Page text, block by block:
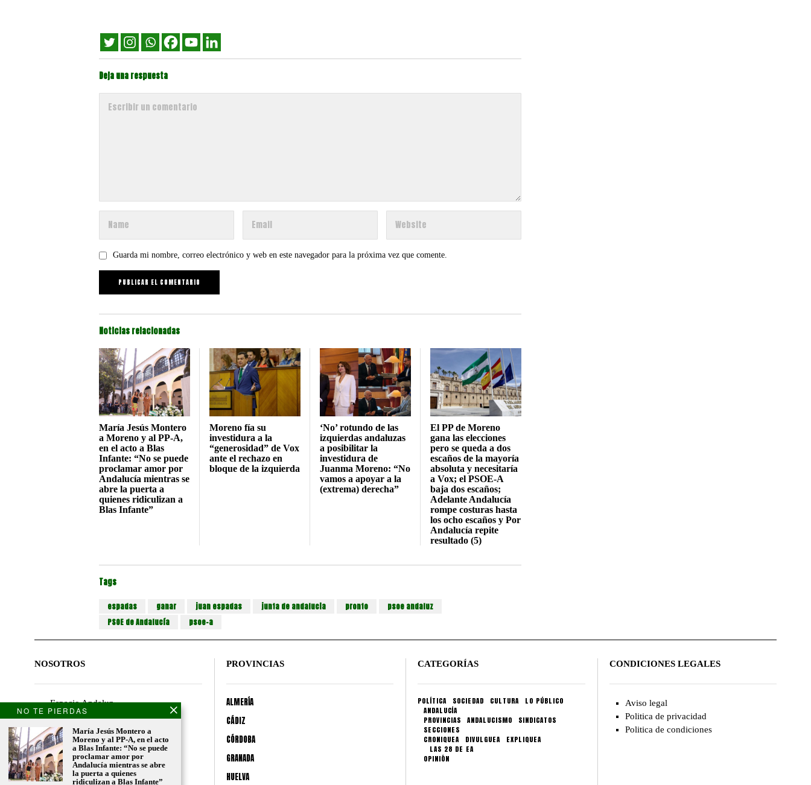
Deja una respuesta
Guarda mi nombre, correo electrónico y web en este navegador para la próxima vez que comente.
Noticias relacionadas
María Jesús Montero
a Moreno y al PP-A,
en el acto a Blas
Infante: “No se puede
proclamar amor por
Andalucía mientras se
abre la puerta a
quienes ridiculizan a
Blas Infante”
Moreno fía su
investidura a la
“generosidad” de Vox
ante el rechazo en
bloque de la izquierda
‘No’ rotundo de las
izquierdas andaluzas
a posibilitar la
investidura de
Juanma Moreno: “No
vamos a apoyar a la
(extrema) derecha”
El PP de Moreno
gana las elecciones
pero se queda a dos
escaños de la mayoría
absoluta y necesitaría
a Vox; el PSOE-A
baja dos escaños;
Adelante Andalucía
rompe costuras hasta
los ocho escaños y Por
Andalucía repite
resultado (5)
Tags
espadas ganar juan espadas junta de andalucia pronto
psoe andaluz
PSOE de Andalucía
psoe-a
NOSOTROS
Espacio Andaluz
Nuestro equipo
Contacto
Apóyanos
PROVINCIAS
ALMERÍA
CÁDIZ
CÓRDOBA
GRANADA
HUELVA
CATEGORÍAS
POLÍTICA SOCIEDAD CULTURA
LO PÚBLICO
ANDALUCÍA
PROVINCIAS
ANDALUCISMO
SINDICATOS
SECCIONES
CRONIQUEA
DIVULGUEA
EXPLIQUEA
LAS 28 DE EA
OPINIÓN
CONDICIONES LEGALES
Aviso legal
Politica de privacidad
Politica de condiciones
NO TE PIERDAS
María Jesús Montero a
Moreno y al PP-A, en el acto
a Blas Infante: “No se puede
proclamar amor por
Andalucía mientras se abre
la puerta a quienes
ridiculizan a Blas Infante”